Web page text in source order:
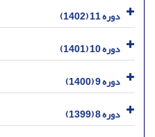
دوره 11 (1402)
دوره 10 (1401)
دوره 9 (1400)
دوره 8 (1399)